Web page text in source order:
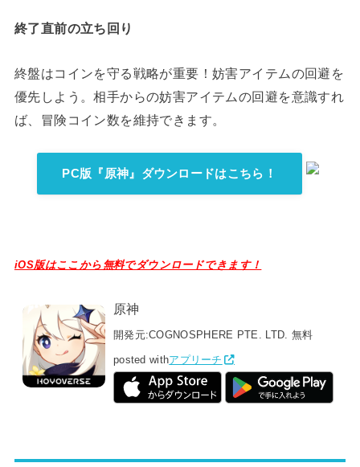
終了直前の立ち回り
終盤はコインを守る戦略が重要！妨害アイテムの回避を
優先しよう。相手からの妨害アイテムの回避を意識すれ
ば、冒険コイン数を維持できます。
PC版『原神』ダウンロードはこちら！
iOS版はここから無料でダウンロードできます！
原神
開発元:COGNOSPHERE PTE. LTD. 無料
posted withアプリーチ